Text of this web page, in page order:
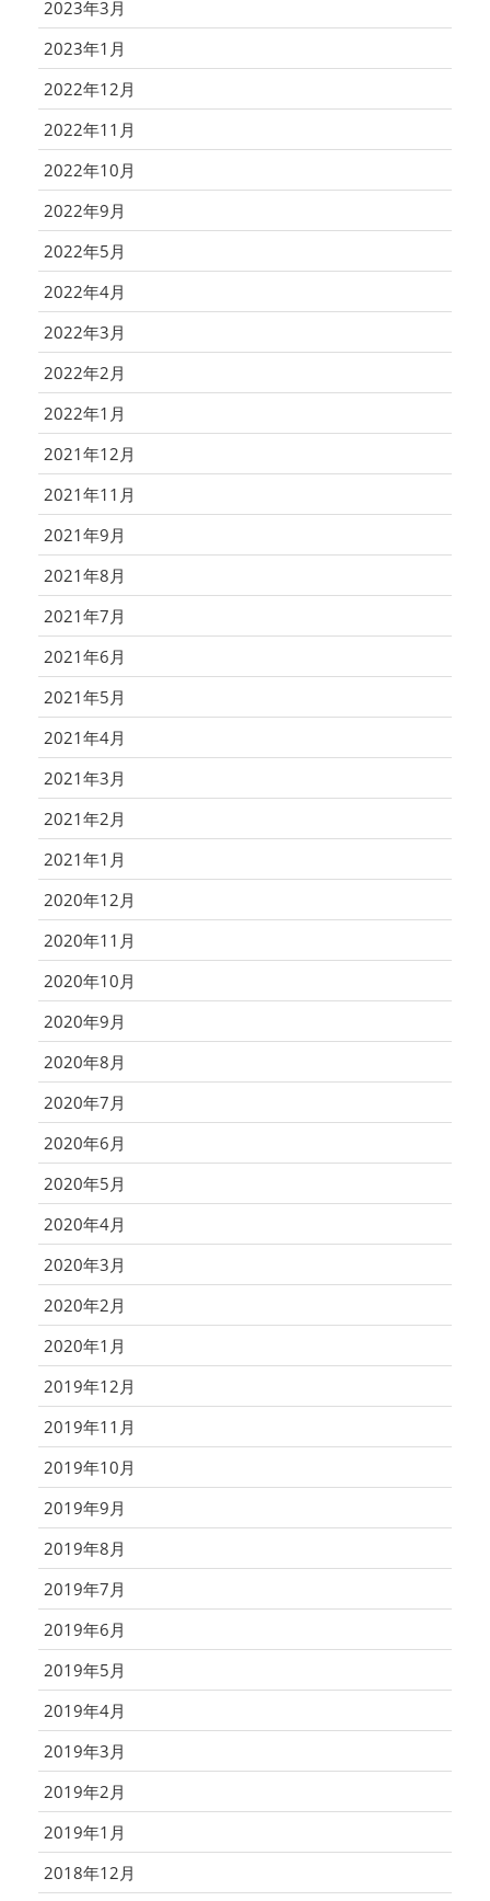
2023年3月
2023年1月
2022年12月
2022年11月
2022年10月
2022年9月
2022年5月
2022年4月
2022年3月
2022年2月
2022年1月
2021年12月
2021年11月
2021年9月
2021年8月
2021年7月
2021年6月
2021年5月
2021年4月
2021年3月
2021年2月
2021年1月
2020年12月
2020年11月
2020年10月
2020年9月
2020年8月
2020年7月
2020年6月
2020年5月
2020年4月
2020年3月
2020年2月
2020年1月
2019年12月
2019年11月
2019年10月
2019年9月
2019年8月
2019年7月
2019年6月
2019年5月
2019年4月
2019年3月
2019年2月
2019年1月
2018年12月